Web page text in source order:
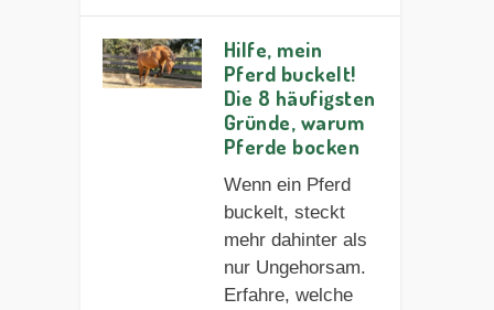
Hilfe, mein
Pferd buckelt!
Die 8 häufigsten
Gründe, warum
Pferde bocken
Wenn ein Pferd
buckelt, steckt
mehr dahinter als
nur Ungehorsam.
Erfahre, welche